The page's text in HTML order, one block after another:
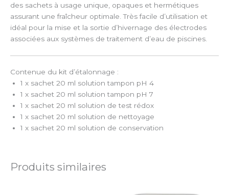
des sachets à usage unique, opaques et hermétiques
assurant une fraîcheur optimale. Très facile d’utilisation et
idéal pour la mise et la sortie d’hivernage des électrodes
associées aux systèmes de traitement d’eau de piscines.
Contenue du kit d’étalonnage :
1 x sachet 20 ml solution tampon pH 4
1 x sachet 20 ml solution tampon pH 7
1 x sachet 20 ml solution de test rédox
1 x sachet 20 ml solution de nettoyage
1 x sachet 20 ml solution de conservation
Produits similaires